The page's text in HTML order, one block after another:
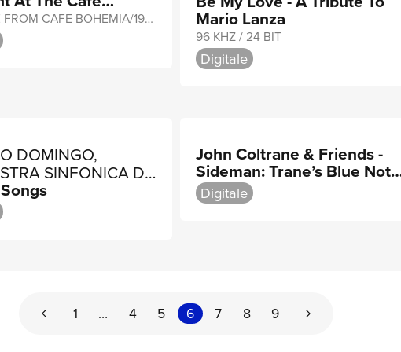
MFIT/LIVE FROM CAFE BOHEMIA/1956 Mario Lanza
96 KHZ / 24 BIT
Digitale
DOMINGO,
SINFONICA DI
VERDI,
VIOTTI
John Coltrane & Friends -
Sideman: Trane’s Blue Note
Sessions
Digitale
1 … 4 5 6 7 8 9